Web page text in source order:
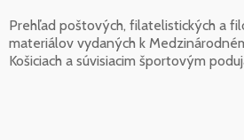
Prehľad poštových, filatelistických a
materiálov vydaných k
Košiciach a súvisiacim športovým